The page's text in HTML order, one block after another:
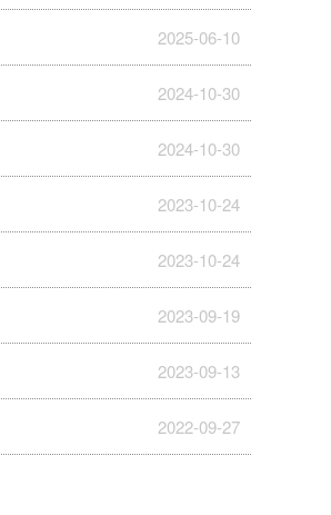
2025-06-10
2024-10-30
2024-10-30
2023-10-24
2023-10-24
2023-09-19
2023-09-13
2022-09-27